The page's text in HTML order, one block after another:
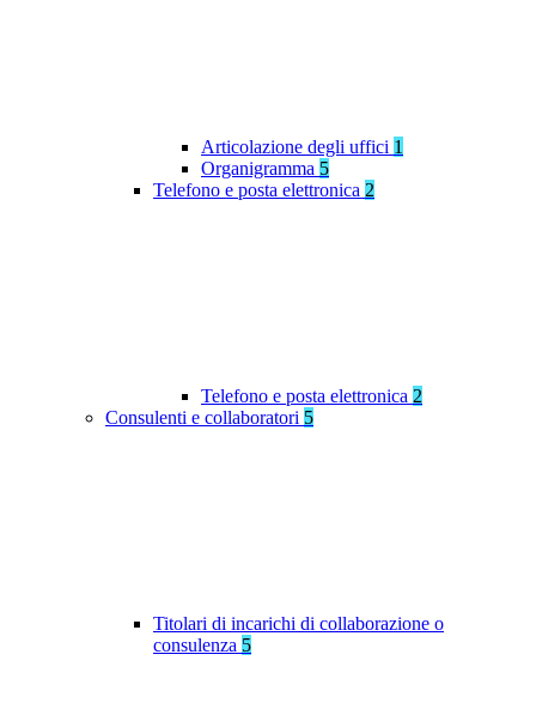
Articolazione degli uffici 1
Organigramma 5
Telefono e posta elettronica 2
Telefono e posta elettronica 2
Consulenti e collaboratori 5
Titolari di incarichi di collaborazione o
consulenza 5